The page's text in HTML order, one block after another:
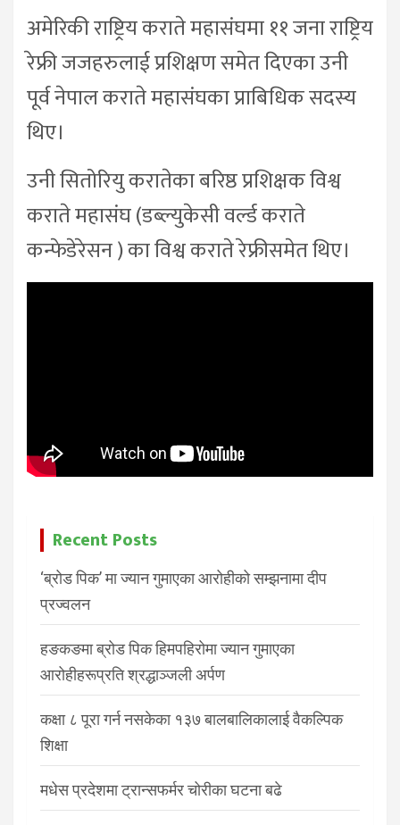
अमेरिकी राष्ट्रिय कराते महासंघमा ११ जना राष्ट्रिय
रेफ्री जजहरुलाई प्रशिक्षण समेत दिएका उनी
पूर्व नेपाल कराते महासंघका प्राबिधिक सदस्य
थिए।
उनी सितोरियु करातेका बरिष्ठ प्रशिक्षक विश्व
कराते महासंघ (डब्ल्युकेसी वर्ल्ड कराते
कन्फेडेरेसन ) का विश्व कराते रेफ्रीसमेत थिए।
Recent Posts
‘ब्रोड पिक’ मा ज्यान गुमाएका आरोहीको सम्झनामा दीप
प्रज्वलन
हङकङमा ब्रोड पिक हिमपहिरोमा ज्यान गुमाएका
आरोहीहरूप्रति श्रद्धाञ्जली अर्पण
कक्षा ८ पूरा गर्न नसकेका १३७ बालबालिकालाई वैकल्पिक
शिक्षा
मधेस प्रदेशमा ट्रान्सफर्मर चोरीका घटना बढे